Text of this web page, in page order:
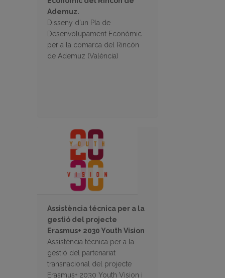
Ademuz.
Disseny d’un Pla de
Desenvolupament Econòmic
per a la comarca del Rincón
de Ademuz (València)
Assistència técnica per a la
gestió del projecte
Erasmus+ 2030 Youth Vision
Assistència técnica per a la
gestió del partenariat
transnacional del projecte
Erasmus+ 2030 Youth Vision i